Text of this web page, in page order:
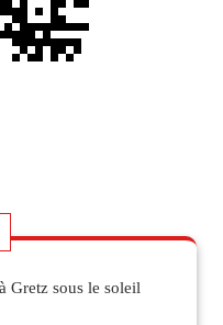
Gretz sous le soleil